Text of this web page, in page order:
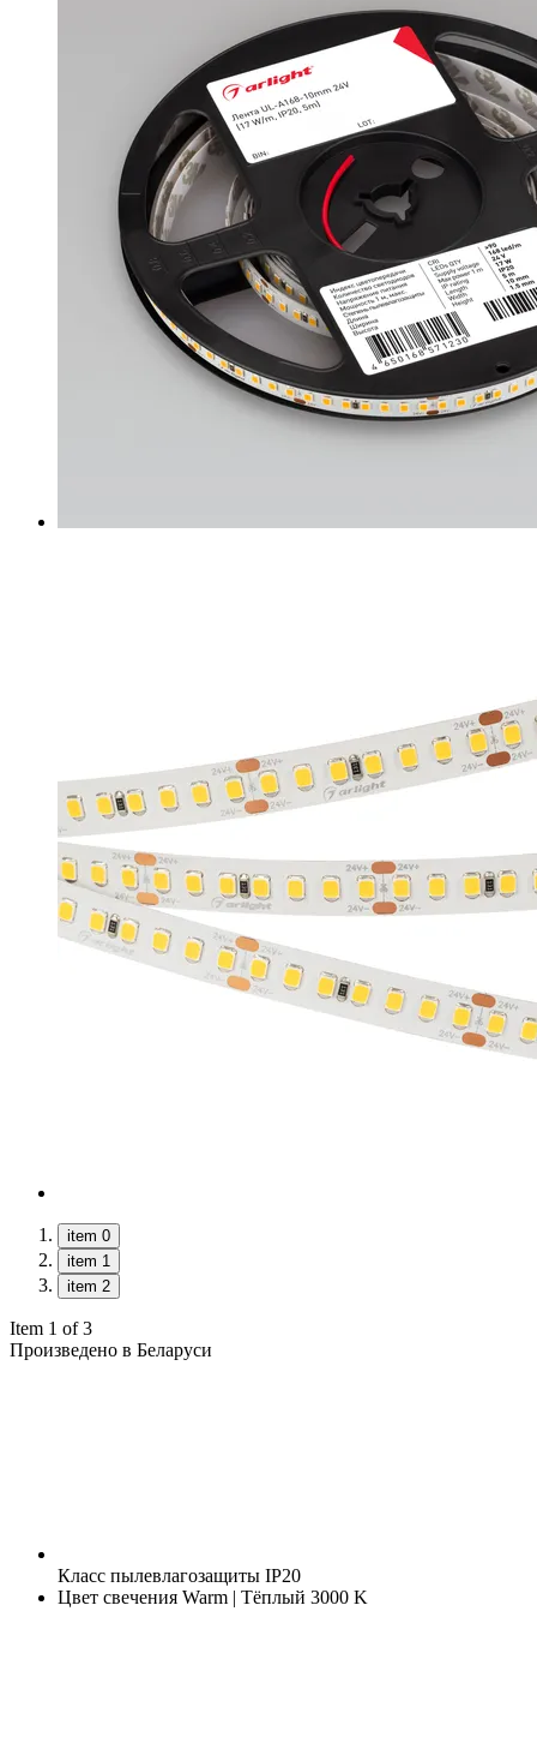
item 0
item 1
item 2
Item 1 of 3
Произведено в Беларуси
Класс пылевлагозащиты IP20
Цвет свечения Warm | Тёплый 3000 K